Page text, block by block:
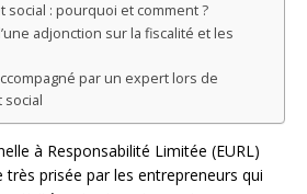
social : pourquoi et comment ?
adjonction sur la fiscalité et les
par un expert lors de
social
à Responsabilité Limitée (EURL)
prisée par les entrepreneurs qui